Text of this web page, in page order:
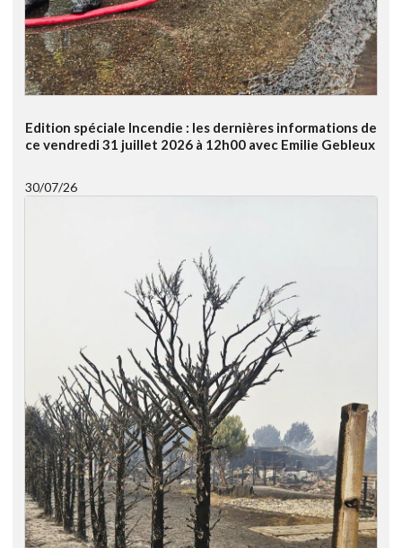
Edition spéciale Incendie : les dernières informations de
ce vendredi 31 juillet 2026 à 12h00 avec Emilie Gebleux
30/07/26